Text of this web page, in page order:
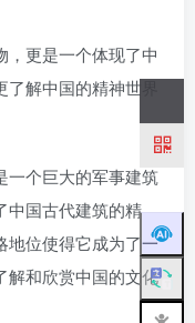
，更是一个体现了中
解中国的精神世界
一个巨大的军事建筑
中国古代建筑的精
地位使得它成为了一
解和欣赏中国的文化